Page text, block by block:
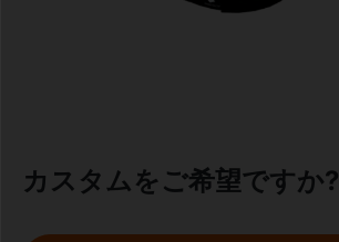
カスタムをご希望ですか?